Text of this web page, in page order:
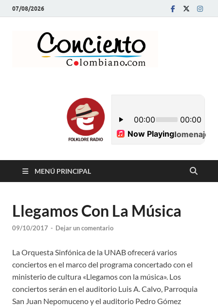
07/08/2026
MENÚ PRINCIPAL
Llegamos Con La Música
09/10/2017 - Dejar un comentario
La Orquesta Sinfónica de la UNAB ofrecerá varios
conciertos en el marco del programa concertado con el
ministerio de cultura «Llegamos con la música». Los
conciertos serán en el auditorio Luis A. Calvo, Parroquia
San Juan Nepomuceno y el auditorio Pedro Gómez